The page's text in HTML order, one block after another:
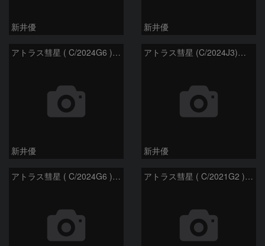
新井優 新井優
アトラス彗星 ( C/2024G6 )：2026/07/09
新井優
アトラス彗星 (C/2024J3)：2026/07/09
新井優
アトラス彗星 ( C/2024G6 )：2026/07/08 アトラス彗星 ( C/2021G2 )：2026/07/08